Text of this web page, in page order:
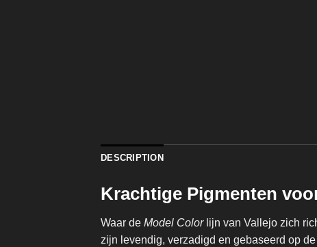
DESCRIPTION
Krachtige Pigmenten
Waar de Model Colorlijn van Vallejo zich
zijn levendig, verzadigd en gebaseerd op